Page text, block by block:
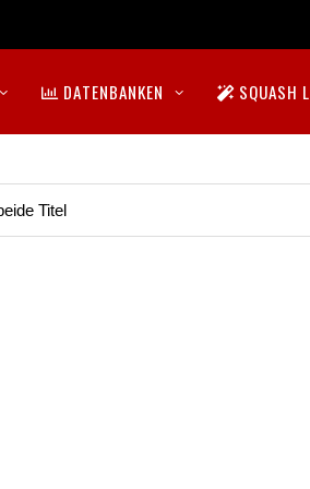
DATENBANKEN SQUASH
Titel